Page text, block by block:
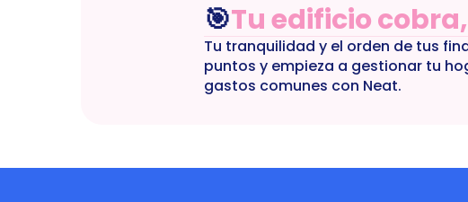
🎯Tu edificio
Tu tranquilidad y el orden de tus
puntos y empieza a gestionar tu
gastos comunes con Neat.